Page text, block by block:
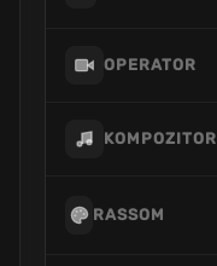
OPERATOR
KOMPOZITOR
RASSOM